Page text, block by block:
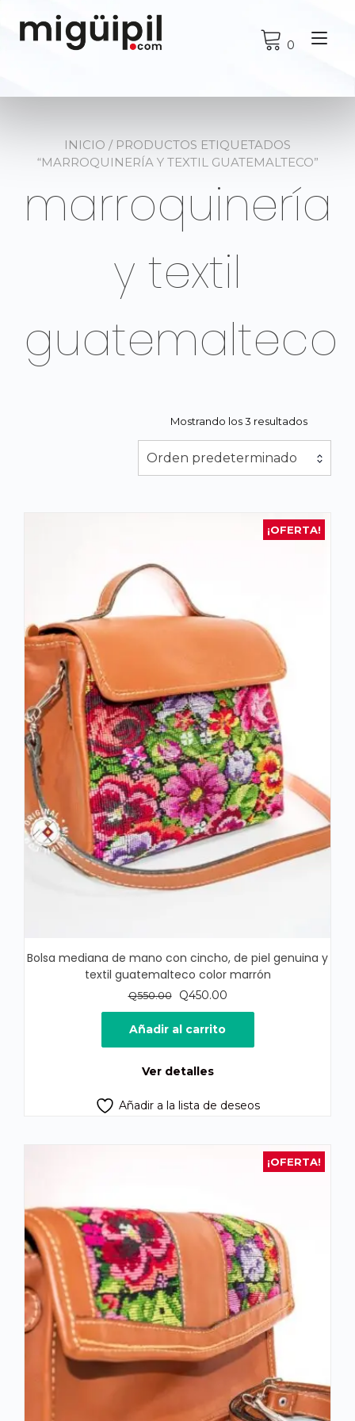
0
INICIO / PRODUCTOS ETIQUETADOS
“MARROQUINERÍA Y TEXTIL GUATEMALTECO”
marroquinería
y textil
guatemalteco
Mostrando los 3 resultados
Orden predeterminado
¡OFERTA!
Bolsa mediana de mano con cincho, de piel genuina y
textil guatemalteco color marrón
Q550.00
El
precio
original
era:
Q450.00El
precio
es:
Añadir al carrito
Ver detalles
Añadir a la lista de deseos
¡OFERTA!